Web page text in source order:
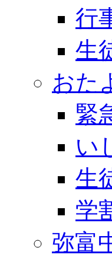
行
生
おた
緊
い
生
学
弥富